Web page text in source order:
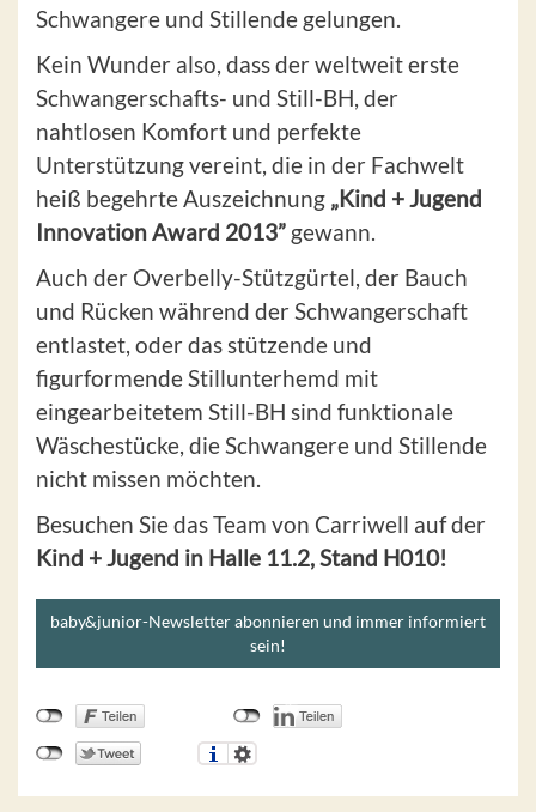
Schwangere und Stillende gelungen.
Kein Wunder also, dass der weltweit erste
Schwangerschafts- und Still-BH, der
nahtlosen Komfort und perfekte
Unterstützung vereint, die in der Fachwelt
heiß begehrte Auszeichnung „Kind + Jugend
Innovation Award 2013” gewann.
Auch der Overbelly-Stützgürtel, der Bauch
und Rücken während der Schwangerschaft
entlastet, oder das stützende und
figurformende Stillunterhemd mit
eingearbeitetem Still-BH sind funktionale
Wäschestücke, die Schwangere und Stillende
nicht missen möchten.
Besuchen Sie das Team von Carriwell auf der
Kind + Jugend in Halle 11.2, Stand H010!
baby&junior-Newsletter abonnieren und immer informiert
sein!